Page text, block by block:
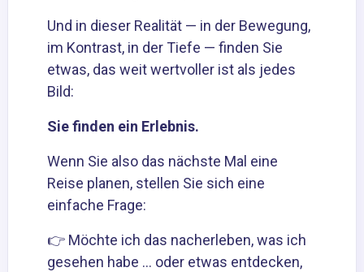
Und in dieser Realität — in der Bewegung,
im Kontrast, in der Tiefe — finden Sie
etwas, das weit wertvoller ist als jedes
Bild:
Sie finden ein Erlebnis.
Wenn Sie also das nächste Mal eine
Reise planen, stellen Sie sich eine
einfache Frage:
👉 Möchte ich das nacherleben, was ich
gesehen habe … oder etwas entdecken,